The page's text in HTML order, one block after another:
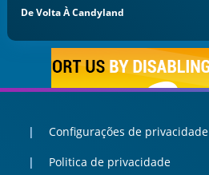
De Volta À Candyland
Configurações de privacidade
Politica de privacidade